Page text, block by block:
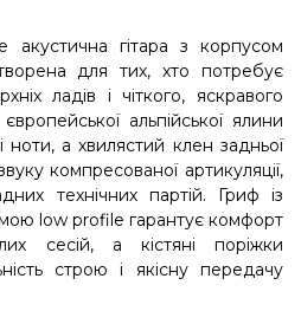
гітара з корпусом
для тих, хто потребує
ладів і чіткого, яскравого
альпійської ялини
ноти, а хвилястий клен задньої
компресованої артикуляції,
технічних партій. Гриф із
low profile гарантує комфорт
сесій, а кістяні поріжки
строю і якісну передачу